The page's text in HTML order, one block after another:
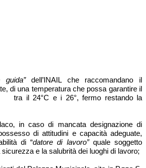
guida”dell’INAIL che raccomandano il
di una temperatura che possa garantire il
il 24°C e i 26°, fermo restando la
in caso di mancata designazione di
di attitudini e capacità adeguate,
di “datore di lavoro” quale soggetto
e la salubrità dei luoghi di lavoro;